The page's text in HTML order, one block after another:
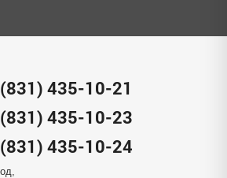
435-10-21
435-10-23
435-10-24